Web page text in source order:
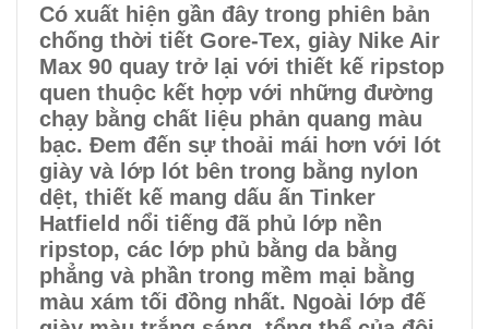
Có xuất hiện gần đây trong phiên bản
chống thời tiết Gore-Tex, giày Nike Air
Max 90 quay trở lại với thiết kế ripstop
quen thuộc kết hợp với những đường
chạy bằng chất liệu phản quang màu
bạc. Đem đến sự thoải mái hơn với lót
giày và lớp lót bên trong bằng nylon
dệt, thiết kế mang dấu ấn Tinker
Hatfield nổi tiếng đã phủ lớp nền
ripstop, các lớp phủ bằng da bằng
phẳng và phần trong mềm mại bằng
màu xám tối đồng nhất. Ngoài lớp đế